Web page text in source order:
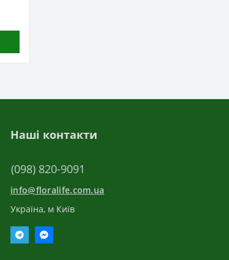
Наші контакти
(098) 820-9091
info@floralife.com.ua
Україна, м Київ